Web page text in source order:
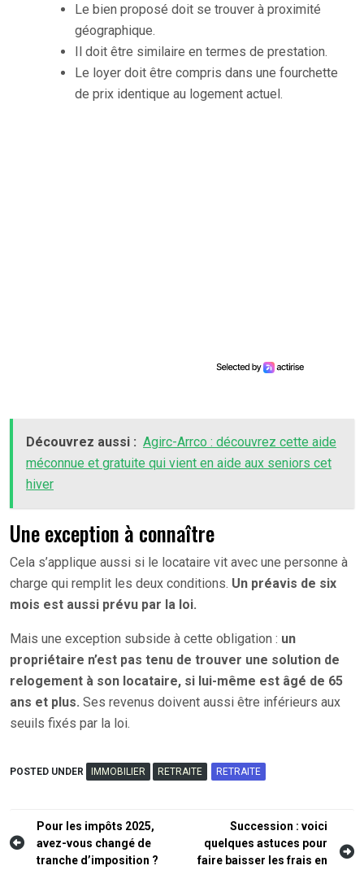
Le bien proposé doit se trouver à proximité
géographique.
Il doit être similaire en termes de prestation.
Le loyer doit être compris dans une fourchette
de prix identique au logement actuel.
Découvrez aussi : Agirc-Arrco : découvrez cette aide
méconnue et gratuite qui vient en aide aux seniors cet
hiver
Une exception à connaître
Cela s’applique aussi si le locataire vit avec une personne à
charge qui remplit les deux conditions. Un préavis de six
mois est aussi prévu par la loi.
Mais une exception subside à cette obligation : un
propriétaire n’est pas tenu de trouver une solution de
relogement à son locataire, si lui-même est âgé de 65
ans et plus. Ses revenus doivent aussi être inférieurs aux
seuils fixés par la loi.
POSTED UNDER IMMOBILIER RETRAITE RETRAITE
Navigation
de
Pour les impôts 2025,
avez-vous changé de
tranche d’imposition ?
Succession : voici
quelques astuces pour
faire baisser les frais en